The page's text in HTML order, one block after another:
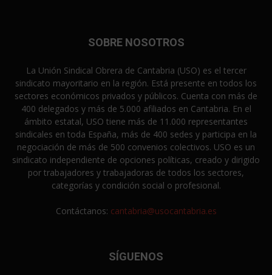
SOBRE NOSOTROS
La Unión Sindical Obrera de Cantabria (USO) es el tercer
sindicato mayoritario en la región. Está presente en todos los
sectores económicos privados y públicos. Cuenta con más de
400 delegados y más de 5.000 afiliados en Cantabria. En el
ámbito estatal, USO tiene más de 11.000 representantes
sindicales en toda España, más de 400 sedes y participa en la
negociación de más de 500 convenios colectivos. USO es un
sindicato independiente de opciones políticas, creado y dirigido
por trabajadores y trabajadoras de todos los sectores,
categorías y condición social o profesional.
Contáctanos: cantabria@usocantabria.es
SÍGUENOS